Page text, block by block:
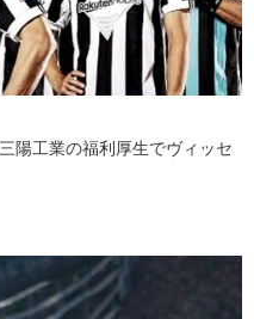
陽工業の福利厚生でヴィッセ